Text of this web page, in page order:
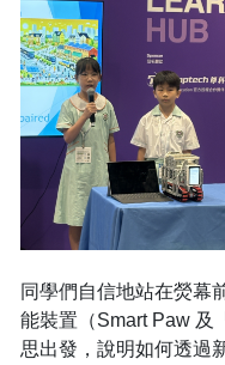
同學們自信地站在熒幕
能裝置（Smart Paw 及
思出發，說明如何透過